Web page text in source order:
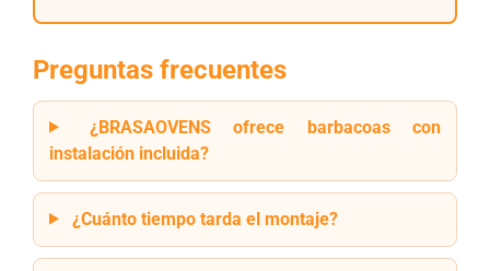
Preguntas frecuentes
¿BRASAOVENS ofrece barbacoas con
instalación incluida?
¿Cuánto tiempo tarda el montaje?